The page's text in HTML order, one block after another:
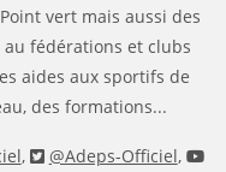
vert mais aussi des
fédérations et clubs
aides aux sportifs de
des formations...
, @Adeps-Officiel,